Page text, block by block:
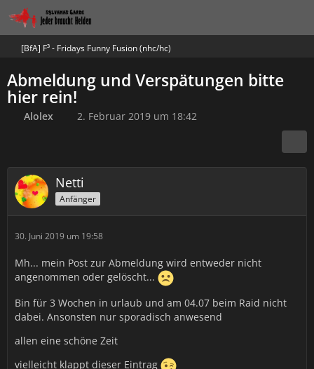
[BfA] F³ - Fridays Funny Fusion (nhc/hc)
Abmeldung und Verspätungen bitte
hier rein!
Alolex 2. Februar 2019 um 18:42
Netti
Anfänger
30. Juni 2019 um 19:58
Mh... mein Post zur Abmeldung wird entweder nicht
angenommen oder gelöscht...
Bin für 3 Wochen in urlaub und am 04.07 beim Raid nicht
dabei. Ansonsten nur sporadisch anwesend
allen eine schöne Zeit
vielleicht klappt dieser Eintrag